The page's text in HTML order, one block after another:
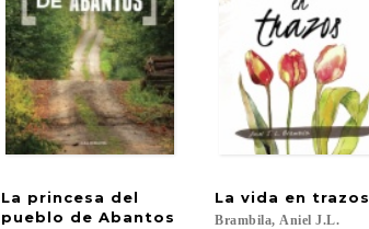
La princesa del
pueblo de Abantos
La vida en trazos
Brambila, Aniel J.L.